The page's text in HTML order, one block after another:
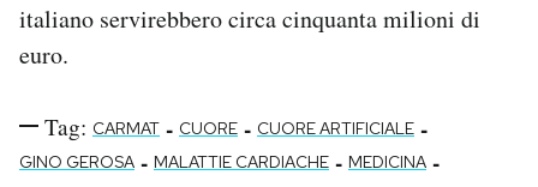
italiano servirebbero circa cinquanta milioni di
euro.
Tag: CARMAT - CUORE - CUORE ARTIFICIALE -
GINO GEROSA - MALATTIE CARDIACHE - MEDICINA -